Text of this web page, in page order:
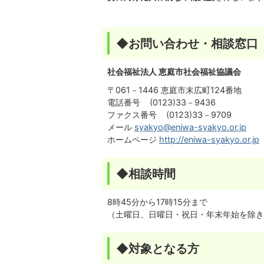
◆お問い合わせ・相談窓口
社会福祉法人 恵庭市社会福祉協議会
〒061－1446 恵庭市末広町124番地
電話番号 (0123)33－9436
ファクス番号 (0123)33－9709
メール syakyo@eniwa-syakyo.or.jp
ホームページ http://eniwa-syakyo.or.jp
◆相談時間
8時45分から17時15分まで
（土曜日、日曜日・祝日・年末年始を除
◆対象となる方